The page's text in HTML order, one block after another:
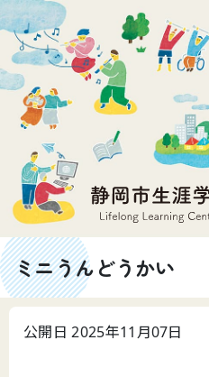
ミニうんどうかい
公開日 2025年11月07日